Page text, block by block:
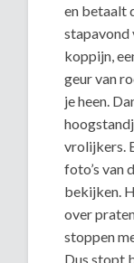
en betaalt
stapavond
koppijn,
geur van
je heen.
vrolijkers.
foto’s van
bekijken.
over
stoppen
Dus stopt